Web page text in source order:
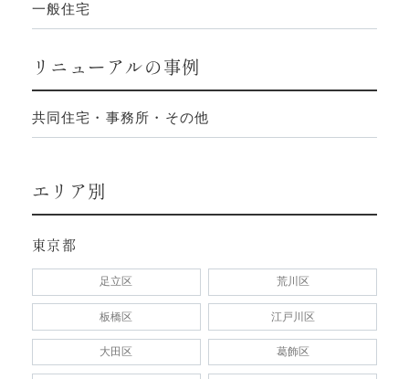
一般住宅
リニューアルの事例
共同住宅・事務所・その他
エリア別
東京都
足立区 荒川区
板橋区 江戸川区
大田区 葛飾区